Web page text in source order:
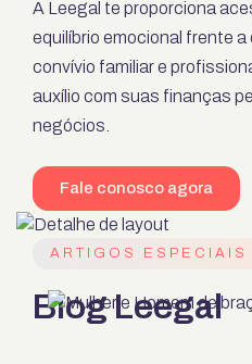
A Leegal te proporciona
equilíbrio emocional frente
convívio familiar e
auxílio com suas finanças
negócios.
Fale conosco agora
ARTIGOS ESPECIAIS
Blog Leegal